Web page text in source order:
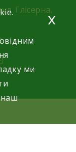
Глісерна,
ми
наш
x